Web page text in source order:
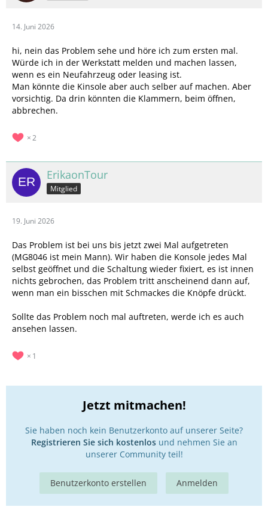
14. Juni 2026
hi, nein das Problem sehe und höre ich zum ersten mal.
Würde ich in der Werkstatt melden und machen lassen,
wenn es ein Neufahrzeug oder leasing ist.
Man könnte die Kinsole aber auch selber auf machen. Aber
vorsichtig. Da drin könnten die Klammern, beim öffnen,
abbrechen.
2
ErikaonTour
Mitglied
19. Juni 2026
Das Problem ist bei uns bis jetzt zwei Mal aufgetreten
(MG8046 ist mein Mann). Wir haben die Konsole jedes Mal
selbst geöffnet und die Schaltung wieder fixiert, es ist innen
nichts gebrochen, das Problem tritt anscheinend dann auf,
wenn man ein bisschen mit Schmackes die Knöpfe drückt.
Sollte das Problem noch mal auftreten, werde ich es auch
ansehen lassen.
1
Jetzt mitmachen!
Sie haben noch kein Benutzerkonto auf unserer Seite?
Registrieren Sie sich kostenlosund nehmen Sie an
unserer Community teil!
Benutzerkonto erstellen Anmelden